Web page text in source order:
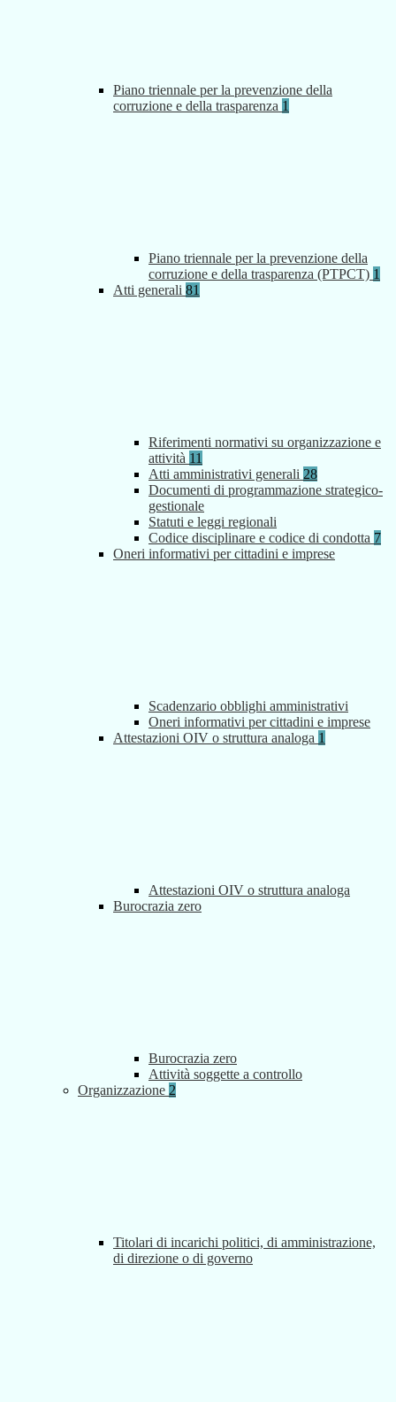
Piano triennale per la prevenzione della
corruzione e della trasparenza 1
Piano triennale per la prevenzione della
corruzione e della trasparenza (PTPCT) 1
Atti generali 81
Riferimenti normativi su organizzazione e
attività 11
Atti amministrativi generali 28
Documenti di programmazione strategico-
gestionale
Statuti e leggi regionali
Codice disciplinare e codice di condotta 7
Oneri informativi per cittadini e imprese
Scadenzario obblighi amministrativi
Oneri informativi per cittadini e imprese
Attestazioni OIV o struttura analoga 1
Attestazioni OIV o struttura analoga
Burocrazia zero
Burocrazia zero
Attività soggette a controllo
Organizzazione 2
Titolari di incarichi politici, di amministrazione,
di direzione o di governo